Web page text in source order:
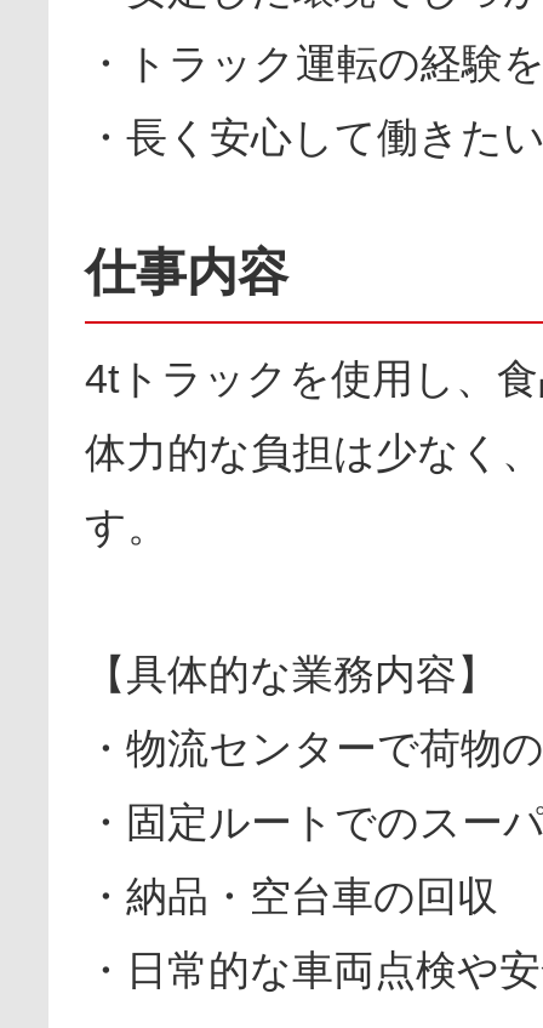
・トラック運転の経験
・長く安心して働きた
仕事内容
4tトラックを使用し、
体力的な負担は少なく
す。
【具体的な業務内容】
・物流センターで荷物
・固定ルートでのスー
・納品・空台車の回収
・日常的な車両点検や